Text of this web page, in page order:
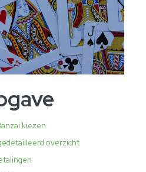
kiezen
overzicht